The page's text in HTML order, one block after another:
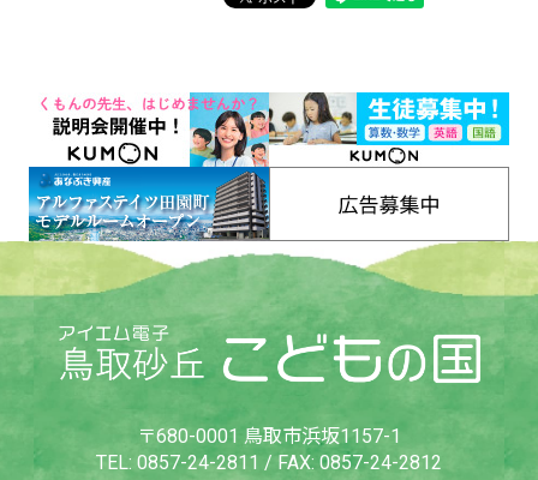
〒680-0001 鳥取市浜坂1157-1
TEL: 0857-24-2811 / FAX: 0857-24-2812